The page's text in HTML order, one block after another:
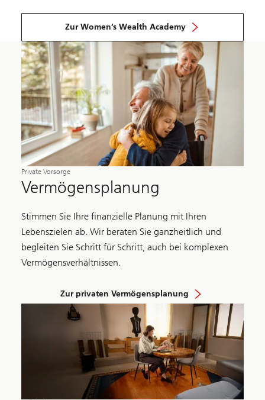
Zur Women’s Wealth Academy
Private Vorsorge
Vermögensplanung
Stimmen Sie Ihre finanzielle Planung mit Ihren
Lebenszielen ab. Wir beraten Sie ganzheitlich und
begleiten Sie Schritt für Schritt, auch bei komplexen
Vermögensverhältnissen.
Zur privaten Vermögensplanung